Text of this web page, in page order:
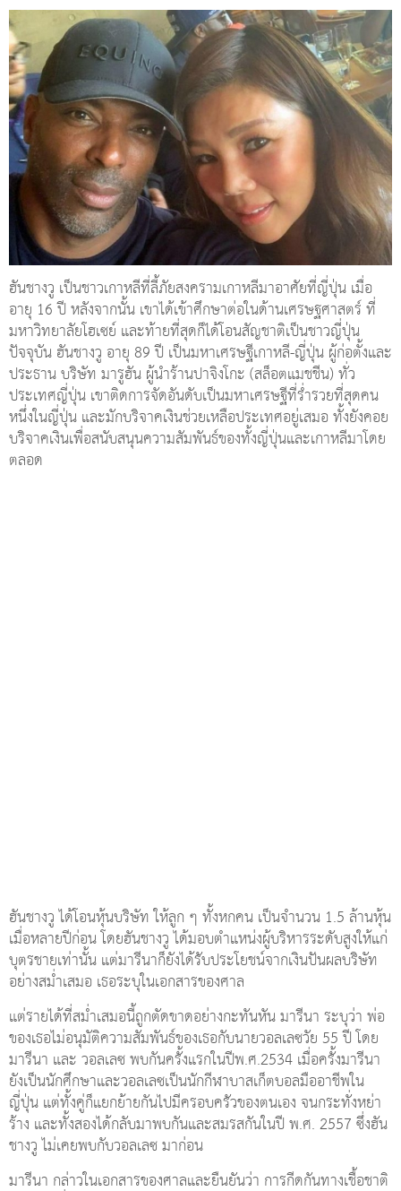
ฮันชางวู เป็นชาวเกาหลีที่ลี้ภัยสงครามเกาหลีมาอาศัยที่ญี่ปุ่น เมื่อ
อายุ 16 ปี หลังจากนั้น เขาได้เข้าศึกษาต่อในด้านเศรษฐศาสตร์ ที่
มหาวิทยาลัยโฮเซย์ และท้ายที่สุดก็ได้โอนสัญชาติเป็นชาวญี่ปุ่น
ปัจจุบัน ฮันชางวู อายุ 89 ปี เป็นมหาเศรษฐีเกาหลี-ญี่ปุ่น ผู้ก่อตั้งและ
ประธาน บริษัท มารูฮัน ผู้นำร้านปาจิงโกะ (สล็อตแมชชีน) ทั่ว
ประเทศญี่ปุ่น เขาติดการจัดอันดับเป็นมหาเศรษฐีที่ร่ำรวยที่สุดคน
หนึ่งในญี่ปุ่น และมักบริจาคเงินช่วยเหลือประเทศอยู่เสมอ ทั้งยังคอย
บริจาคเงินเพื่อสนับสนุนความสัมพันธ์ของทั้งญี่ปุ่นและเกาหลีมาโดย
ตลอด
ฮันชางวู ได้โอนหุ้นบริษัท ให้ลูก ๆ ทั้งหกคน เป็นจำนวน 1.5 ล้านหุ้น
เมื่อหลายปีก่อน โดยฮันชางวู ได้มอบตำแหน่งผู้บริหารระดับสูงให้แก่
บุตรชายเท่านั้น แต่มารีนาก็ยังได้รับประโยชน์จากเงินปันผลบริษัท
อย่างสม่ำเสมอ เธอระบุในเอกสารของศาล
แต่รายได้ที่สม่ำเสมอนี้ถูกตัดขาดอย่างกะทันหัน มารีนา ระบุว่า พ่อ
ของเธอไม่อนุมัติความสัมพันธ์ของเธอกับนายวอลเลซวัย 55 ปี โดย
มารีนา และ วอลเลซ พบกันครั้งแรกในปีพ.ศ.2534 เมื่อครั้งมารีนา
ยังเป็นนักศึกษาและวอลเลซเป็นนักกีฬาบาสเก็ตบอลมืออาชีพใน
ญี่ปุ่น แต่ทั้งคู่ก็แยกย้ายกันไปมีครอบครัวของตนเอง จนกระทั่งหย่า
ร้าง และทั้งสองได้กลับมาพบกันและสมรสกันในปี พ.ศ. 2557 ซึ่งฮัน
ชางวู ไม่เคยพบกับวอลเลซ มาก่อน
มารีนา กล่าวในเอกสารของศาลและยืนยันว่า การกีดกันทางเชื้อชาติ